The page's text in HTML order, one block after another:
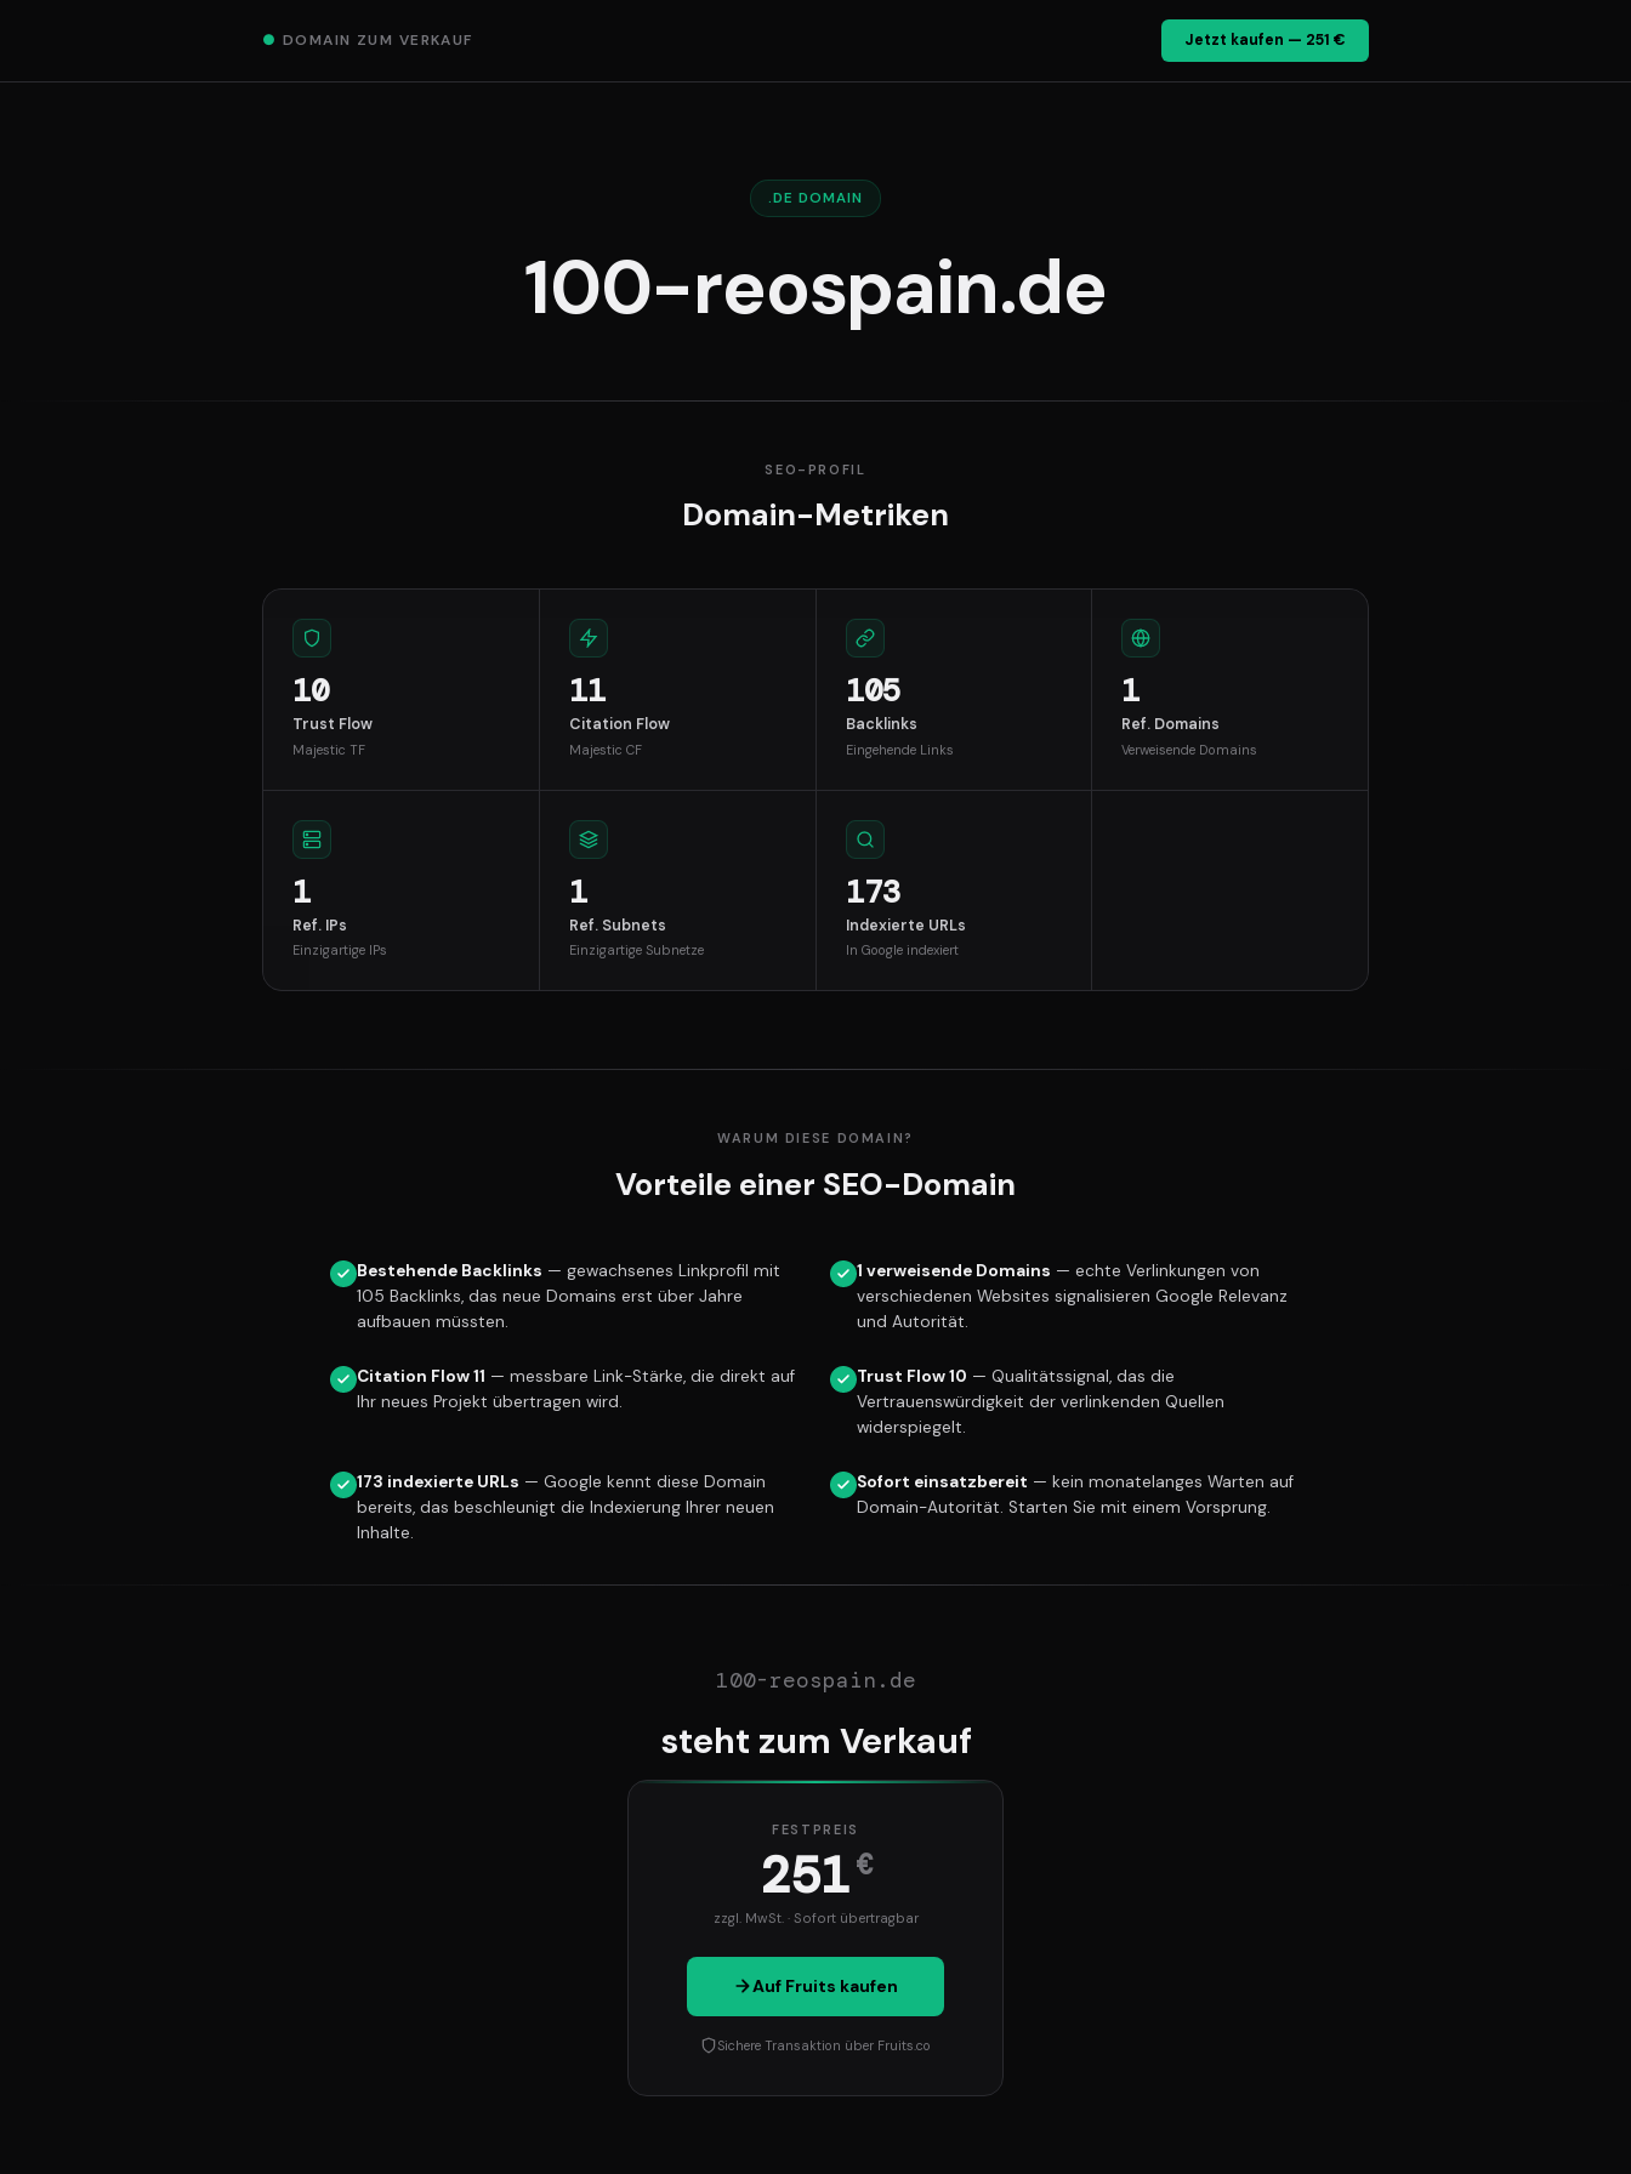
● DOMAIN ZUM VERKAUF Jetzt kaufen — 251 €
.DE DOMAIN
100-reospain.de
SEO-PROFIL
Domain-Metriken
10
Trust Flow
Majestic TF
11
Citation Flow
Majestic CF
105
Backlinks
Eingehende Links
1
Ref. Domains
Verweisende Domains
1
Ref. IPs
Einzigartige IPs
1
Ref. Subnets
Einzigartige Subnetze
173
Indexierte URLs
In Google indexiert
WARUM DIESE DOMAIN?
Vorteile einer SEO-Domain
Bestehende Backlinks — gewachsenes Linkprofil mit
105 Backlinks, das neue Domains erst über Jahre
aufbauen müssten.
1 verweisende Domains — echte Verlinkungen von
verschiedenen Websites signalisieren Google Relevanz
und Autorität.
Citation Flow 11 — messbare Link-Stärke, die direkt auf
Ihr neues Projekt übertragen wird.
Trust Flow 10 — Qualitätssignal, das die
Vertrauenswürdigkeit der verlinkenden Quellen
widerspiegelt.
173 indexierte URLs — Google kennt diese Domain
bereits, das beschleunigt die Indexierung Ihrer neuen
Inhalte.
Sofort einsatzbereit — kein monatelanges Warten auf
Domain-Autorität. Starten Sie mit einem Vorsprung.
100-reospain.de
steht zum Verkauf
FESTPREIS
251 €
zzgl. MwSt. · Sofort übertragbar
Auf Fruits kaufen
Sichere Transaktion über Fruits.co